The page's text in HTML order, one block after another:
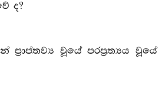
ද?
වූයේ පරප්‍රත්‍යය වූයේ